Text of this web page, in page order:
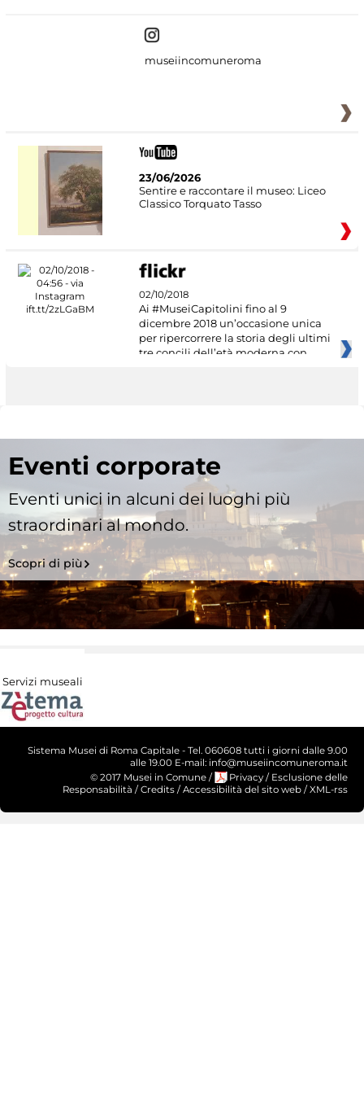
museiincomuneroma
23/06/2026
Sentire e raccontare il museo: Liceo
Classico Torquato Tasso
02/10/2018
Ai #MuseiCapitolini fino al 9
dicembre 2018 un’occasione unica
per ripercorrere la storia degli ultimi
tre concili dell’età moderna con
Eventi corporate
Eventi unici in alcuni dei luoghi più
straordinari al mondo.
Scopri di più
Servizi museali
Sistema Musei di Roma Capitale - Tel. 060608 tutti i giorni dalle 9.00
alle 19.00 E-mail: info@museiincomuneroma.it
© 2017 Musei in Comune / Privacy / Esclusione delle
Responsabilità / Credits / Accessibilità del sito web / XML-rss